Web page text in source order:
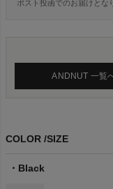
ポスト投函でのお届けとな
ANDNUT 一覧
COLOR SIZE
Black